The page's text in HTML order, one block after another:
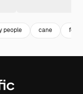
people cane